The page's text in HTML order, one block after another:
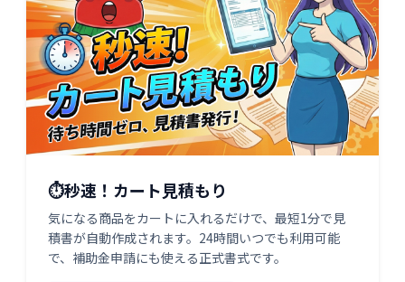
⏱️秒速！カート見積もり
気になる商品をカートに入れるだけで、最短1分で見
積書が自動作成されます。24時間いつでも利用可能
で、補助金申請にも使える正式書式です。